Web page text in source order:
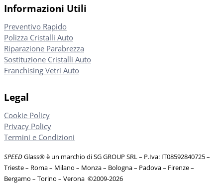
Informazioni Utili
Preventivo Rapido
Polizza Cristalli Auto
Riparazione Parabrezza
Sostituzione Cristalli Auto
Franchising Vetri Auto
Legal
Cookie Policy
Privacy Policy
Termini e Condizioni
SPEEDGlass® è un marchio di SG GROUP SRL – P.Iva: IT08592840725–
Trieste – Roma – Milano – Monza – Bologna – Padova – Firenze –
Bergamo – Torino – Verona ©2009-2026